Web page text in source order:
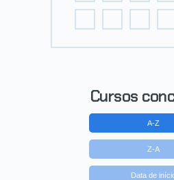
Cursos
A-Z
Z-A
Data de